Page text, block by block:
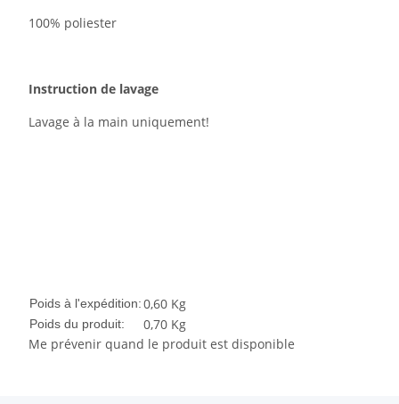
100% poliester
Instruction de lavage
Lavage à la main uniquement!
Poids à l'expédition:0,60 Kg
Poids du produit: 0,70 Kg
Me prévenir quand le produit est disponible